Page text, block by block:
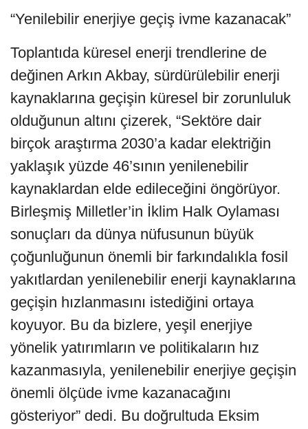
“Yenilebilir enerjiye geçiş ivme kazanacak”
Toplantıda küresel enerji trendlerine de
değinen Arkın Akbay, sürdürülebilir enerji
kaynaklarına geçişin küresel bir zorunluluk
olduğunun altını çizerek, “Sektöre dair
birçok araştırma 2030’a kadar elektriğin
yaklaşık yüzde 46’sının yenilenebilir
kaynaklardan elde edileceğini öngörüyor.
Birleşmiş Milletler’in İklim Halk Oylaması
sonuçları da dünya nüfusunun büyük
çoğunluğunun önemli bir farkındalıkla fosil
yakıtlardan yenilenebilir enerji kaynaklarına
geçişin hızlanmasını istediğini ortaya
koyuyor. Bu da bizlere, yeşil enerjiye
yönelik yatırımların ve politikaların hız
kazanmasıyla, yenilenebilir enerjiye geçişin
önemli ölçüde ivme kazanacağını
gösteriyor” dedi. Bu doğrultuda Eksim